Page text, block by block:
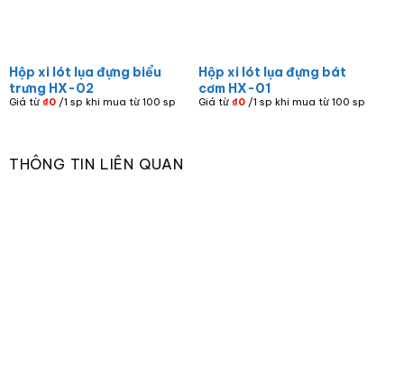
Hộp xi lót lụa đựng biểu
trưng HX-02
Giá từ ₫0/1 sp khi mua từ 100 sp
Hộp xi lót lụa đựng bát
cơm HX-01
Giá từ₫0 /1 sp khi mua từ 100 sp
THÔNG TIN LIÊN QUAN